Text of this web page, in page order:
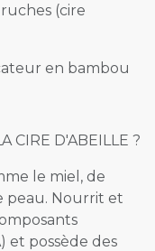
(cire
en bambou
CIRE D'ABEILLE ?
le miel, de
peau. Nourrit et
et possède des